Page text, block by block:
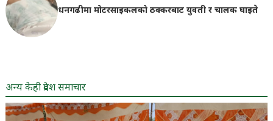
धनगढीमा मोटरसाइकलको ठक्करबाट युवती र चालक घाइते
अन्य केही प्रदेश समाचार